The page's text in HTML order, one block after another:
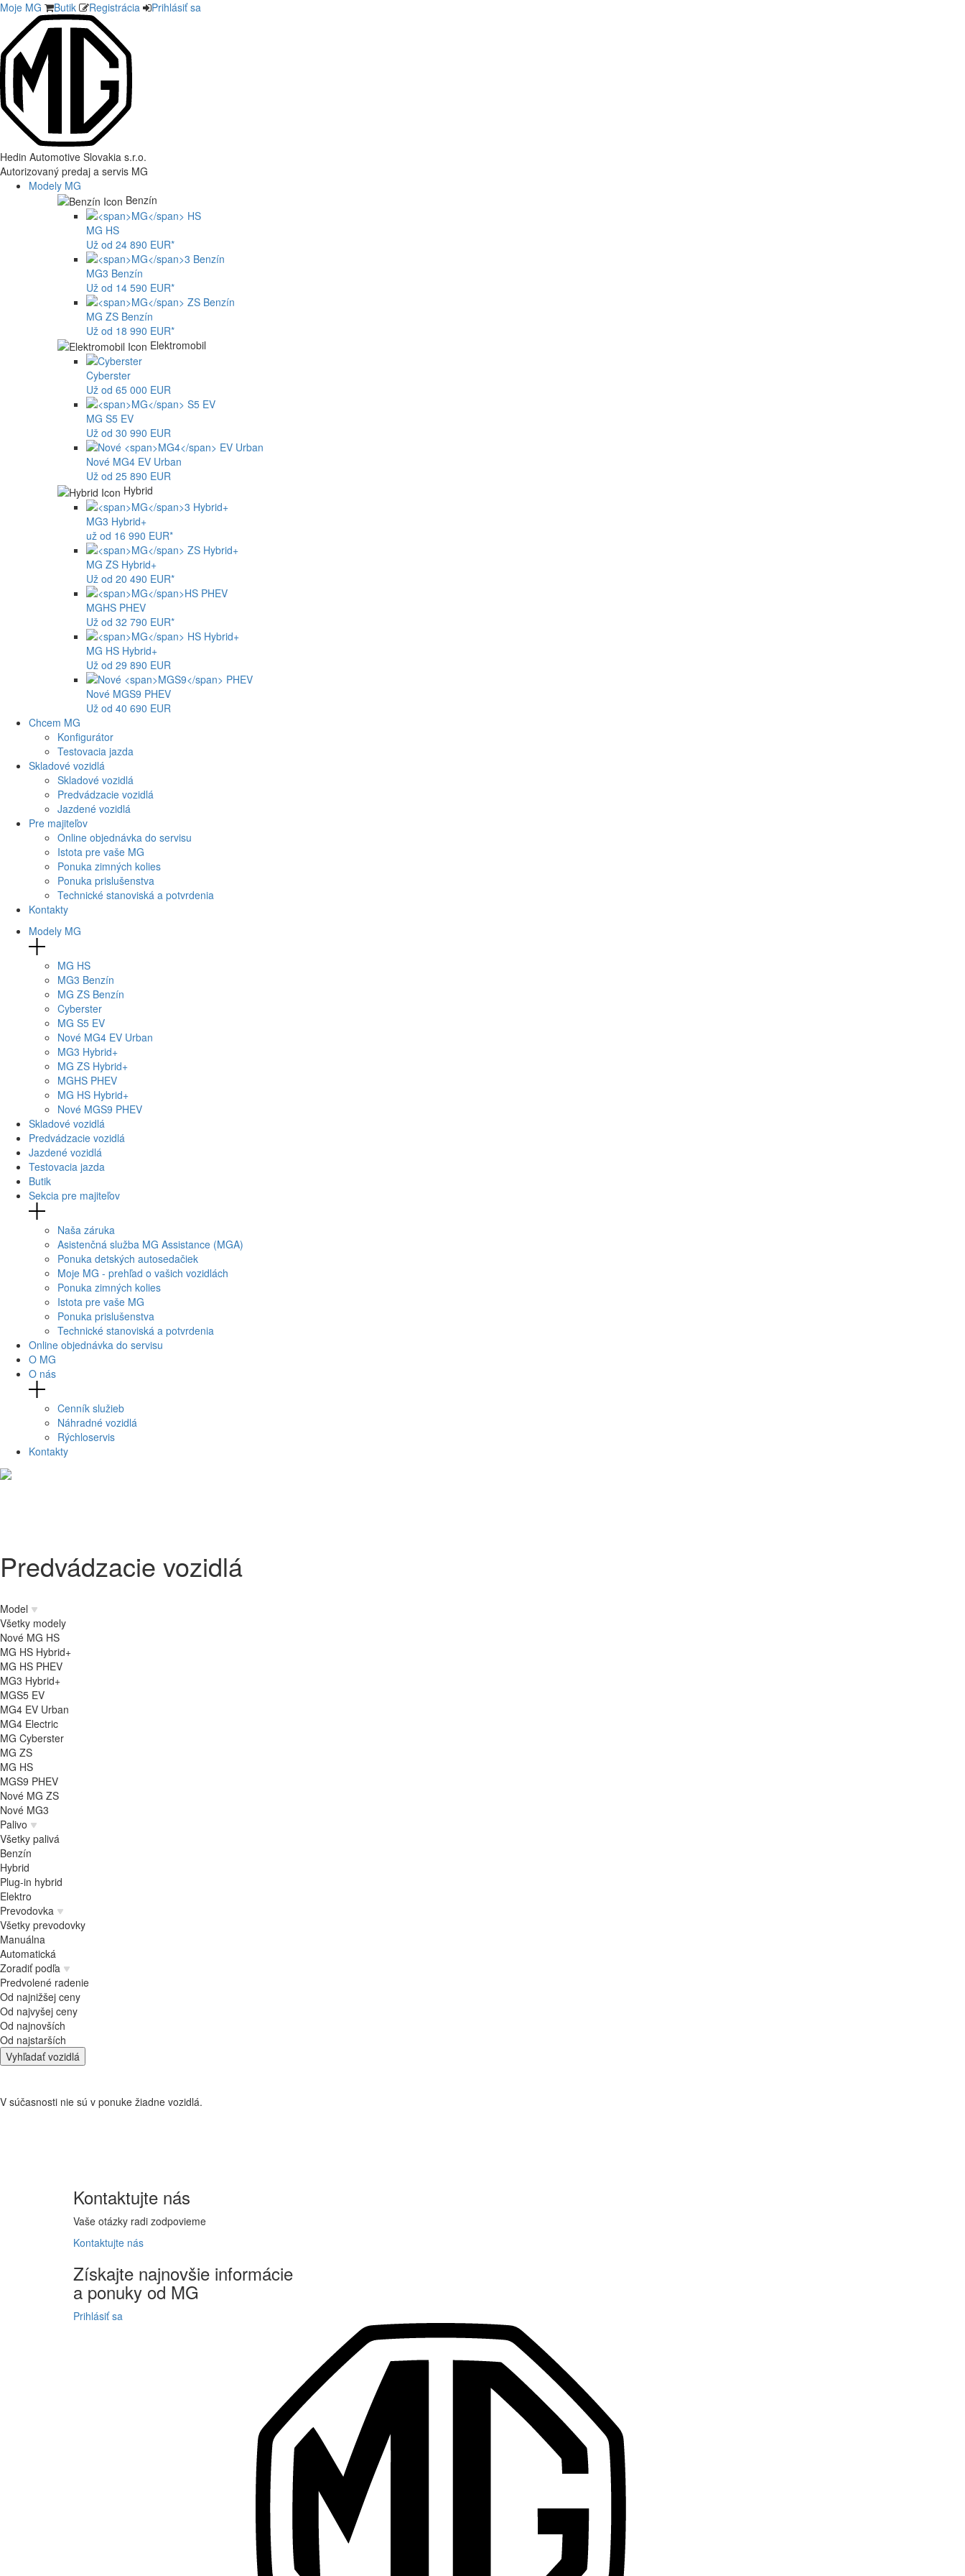
Moje MG Butik Registrácia Prihlásiť sa
Hedin Automotive Slovakia s.r.o.
Autorizovaný predaj a servis MG
Modely MG
Benzín
MG HS
Už od 24 890 EUR*
MG3 Benzín
Už od 14 590 EUR*
MG ZS Benzín
Už od 18 990 EUR*
Elektromobil
Cyberster
Už od 65 000 EUR
MG S5 EV
Už od 30 990 EUR
Nové MG4 EV Urban
Už od 25 890 EUR
Hybrid
MG3 Hybrid+
už od 16 990 EUR*
MG ZS Hybrid+
Už od 20 490 EUR*
MGHS PHEV
Už od 32 790 EUR*
MG HS Hybrid+
Už od 29 890 EUR
Nové MGS9 PHEV
Už od 40 690 EUR
Chcem MG
Konfigurátor
Testovacia jazda
Skladové vozidlá
Skladové vozidlá
Predvádzacie vozidlá
Jazdené vozidlá
Pre majiteľov
Online objednávka do servisu
Istota pre vaše MG
Ponuka zimných kolies
Ponuka prislušenstva
Technické stanoviská a potvrdenia
Kontakty
Modely MG
MG HS
MG3 Benzín
MG ZS Benzín
Cyberster
MG S5 EV
Nové MG4 EV Urban
MG3 Hybrid+
MG ZS Hybrid+
MGHS PHEV
MG HS Hybrid+
Nové MGS9 PHEV
Skladové vozidlá
Predvádzacie vozidlá
Jazdené vozidlá
Testovacia jazda
Butik
Sekcia pre majiteľov
Naša záruka
Asistenčná služba MG Assistance (MGA)
Ponuka detských autosedačiek
Moje MG - prehľad o vašich vozidlách
Ponuka zimných kolies
Istota pre vaše MG
Ponuka prislušenstva
Technické stanoviská a potvrdenia
Online objednávka do servisu
O MG
O nás
Cenník služieb
Náhradné vozidlá
Rýchloservis
Kontakty
Predvádzacie vozidlá
Model
Všetky modely
Nové MG HS
MG HS Hybrid+
MG HS PHEV
MG3 Hybrid+
MGS5 EV
MG4 EV Urban
MG4 Electric
MG Cyberster
MG ZS
MG HS
MGS9 PHEV
Nové MG ZS
Nové MG3
Palivo
Všetky palivá
Benzín
Hybrid
Plug-in hybrid
Elektro
Prevodovka
Všetky prevodovky
Manuálna
Automatická
Zoradiť podľa
Predvolené radenie
Od najnižšej ceny
Od najvyšej ceny
Od najnovších
Od najstarších
Vyhľadať vozidlá
V súčasnosti nie sú v ponuke žiadne vozidlá.
Kontaktujte nás
Vaše otázky radi zodpovieme
Kontaktujte nás
Získajte najnovšie informácie
a ponuky od MG
Prihlásiť sa